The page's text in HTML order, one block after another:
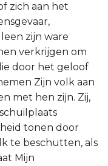
zich aan het
zijn ware
verkrijgen om
door het geloof
Zijn volk aan
met hen zijn. Zij,
tonen door
te beschutten, als
Mijn